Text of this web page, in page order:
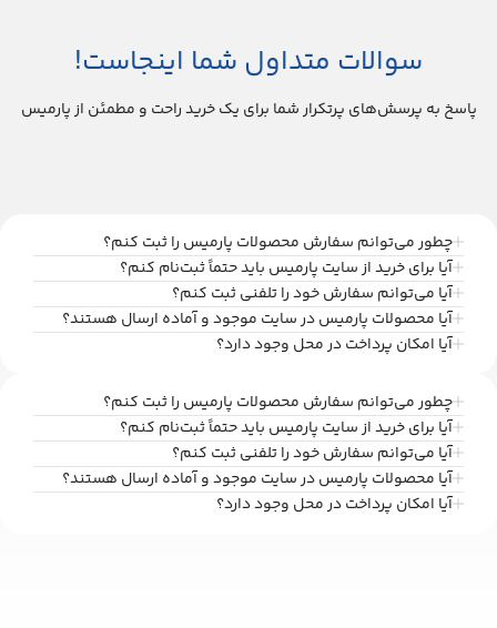
سوالات متداول شما اینجاست!
پاسخ به پرسش‌های پرتکرار شما برای یک خرید راحت و مطمئن از پارمیس
چطور می‌توانم سفارش محصولات پارمیس را ثبت کنم؟
آیا برای خرید از سایت پارمیس باید حتماً ثبت‌نام کنم؟
آیا می‌توانم سفارش خود را تلفنی ثبت کنم؟
آیا محصولات پارمیس در سایت موجود و آماده ارسال هستند؟
آیا امکان پرداخت در محل وجود دارد؟
چطور می‌توانم سفارش محصولات پارمیس را ثبت کنم؟
آیا برای خرید از سایت پارمیس باید حتماً ثبت‌نام کنم؟
آیا می‌توانم سفارش خود را تلفنی ثبت کنم؟
آیا محصولات پارمیس در سایت موجود و آماده ارسال هستند؟
آیا امکان پرداخت در محل وجود دارد؟